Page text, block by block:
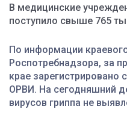
В медицинские
поступило свыше 765
По информации
Роспотребнадзора, за
крае зарегистрировано
ОРВИ. На сегодняшний
вирусов гриппа не